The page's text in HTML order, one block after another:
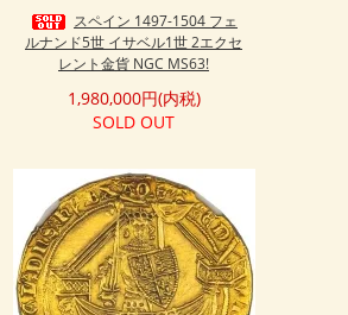
スペイン 1497-1504 フェ
ルナンド5世 イサベル1世 2エクセ
レント金貨 NGC MS63!
1,980,000円(内税)
SOLD OUT